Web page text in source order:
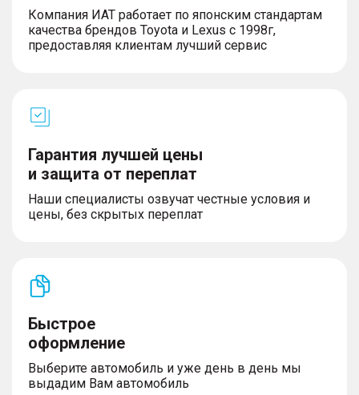
Компания ИАТ работает по японским стандартам
качества брендов Toyota и Lexus с 1998г,
предоставляя клиентам лучший сервис
Гарантия лучшей цены
и защита от переплат
Наши специалисты озвучат честные условия и
цены, без скрытых переплат
Быстрое
оформление
Выберите автомобиль и уже день в день мы
выдадим Вам автомобиль